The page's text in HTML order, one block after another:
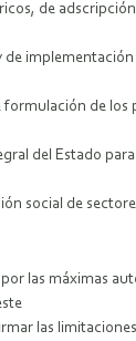
de
implementación
de los
del Estado
social de
las máximas
las